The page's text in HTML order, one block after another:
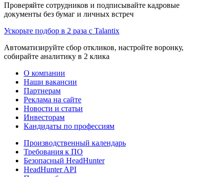
Проверяйте сотрудников и подписывайте кадровые
документы без бумаг и личных встреч
Ускорьте подбор в 2 раза с Talantix
Автоматизируйте сбор откликов, настройте воронку,
собирайте аналитику в 2 клика
О компании
Наши вакансии
Партнерам
Реклама на сайте
Новости и статьи
Инвесторам
Кандидаты по профессиям
Производственный календарь
Требования к ПО
Безопасный HeadHunter
HeadHunter API